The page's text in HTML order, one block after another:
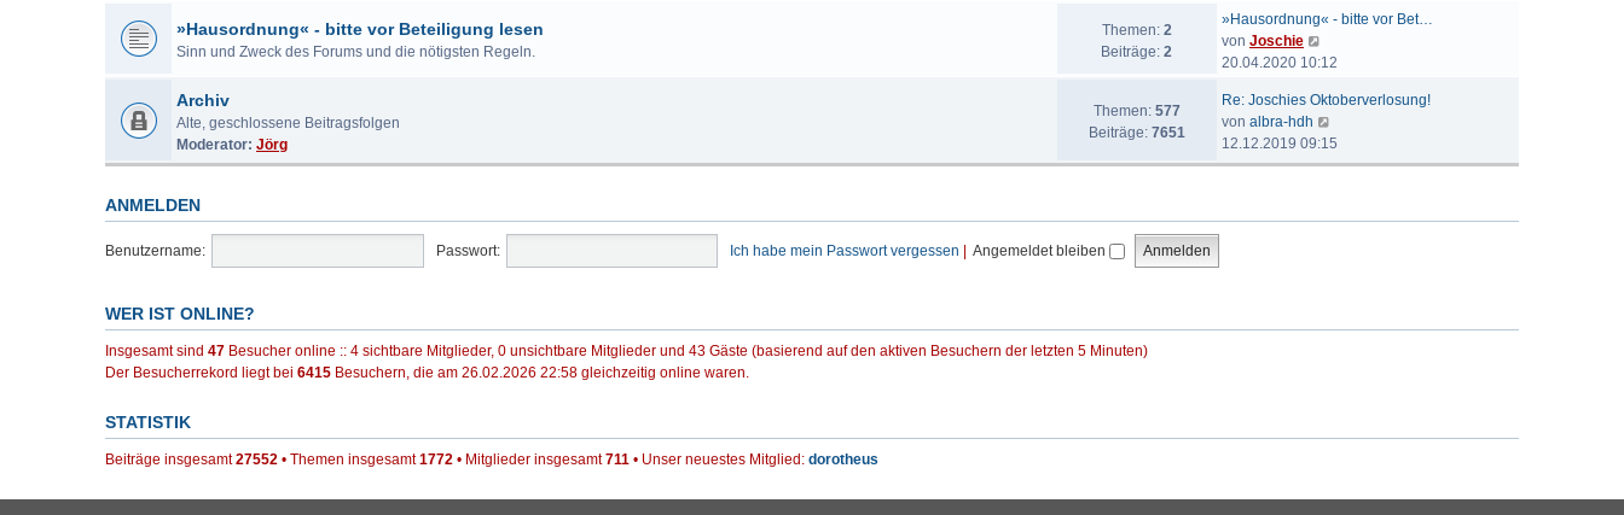
t
r
a
g
r
B
e
t
r
a
g
e
t
r
B
e
r
»Hausordnung« - bitte vor Beteiligung lesen
Sinn und Zweck des Forums und die nötigsten Regeln.
Themen: 2
Beiträge: 2
»Hausordnung« - bitte vor Bet…
von Joschie
e
e
s
t
e
20.04.2020 10:12
Archiv
Alte, geschlossene Beitragsfolgen
Moderator: Jörg
Themen: 577
Beiträge: 7651
Re: Joschies Oktoberverlosung!
von albra-hdh
e
u
12.12.2019 09:15
ANMELDEN
Benutzername: Passwort: Ich habe mein Passwort vergessen Angemeldet bleiben
WER IST ONLINE?
Insgesamt sind 47 Besucher online :: 4 sichtbare Mitglieder, 0 unsichtbare Mitglieder und 43 Gäste (basierend auf den aktiven Besuchern der letzten 5 Minuten)
Der Besucherrekord liegt bei 6415 Besuchern, die am 26.02.2026 22:58 gleichzeitig online waren.
STATISTIK
Beiträge insgesamt27552 • Themen insgesamt1772 • Mitglieder insgesamt711 • Unser neuestes Mitglied: dorotheus